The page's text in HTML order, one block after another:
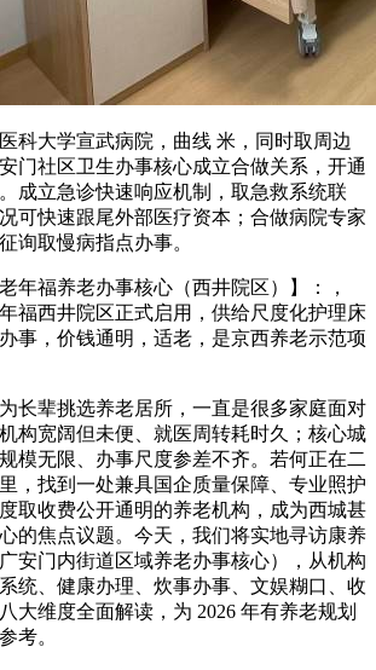
大学宣武病院，曲线 米，同时取周边
门社区卫生办事核心成立合做关系，开通
成立急诊快速响应机制，取急救系统联
可快速跟尾外部医疗资本；合做病院专家
询取慢病指点办事。
福养老办事核心（西井院区）】：，
福西井院区正式启用，供给尺度化护理床
事，价钱通明，适老，是京西养老示范项
辈挑选养老居所，一直是很多家庭面对
构宽阔但未便、就医周转耗时久；核心城
模无限、办事尺度参差不齐。若何正在二
，找到一处兼具国企质量保障、专业照护
取收费公开通明的养老机构，成为西城甚
的焦点议题。今天，我们将实地寻访康养
安门内街道区域养老办事核心），从机构
统、健康办理、炊事办事、文娱糊口、收
大维度全面解读，为 2026 年有养老规划
考。